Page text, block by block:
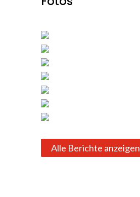
Alle Berichte anzeigen